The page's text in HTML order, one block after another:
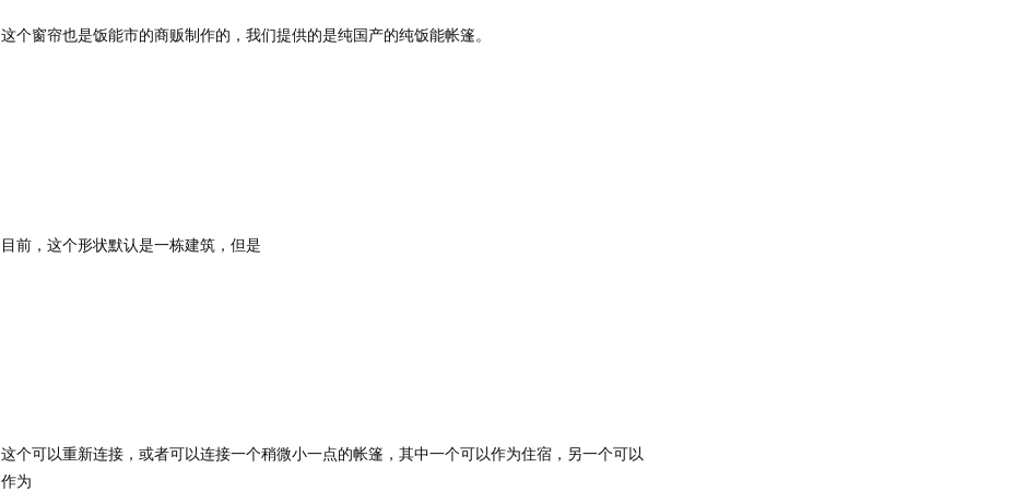
这个窗帘也是饭能市的商贩制作的，我们提供的是纯国产的纯饭能帐篷。
目前，这个形状默认是一栋建筑，但是
这个可以重新连接，或者可以连接一个稍微小一点的帐篷，其中一个可以作为住宿，另一个可以
作为